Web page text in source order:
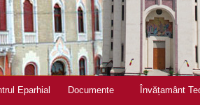
Eparhial Documente Învățamânt